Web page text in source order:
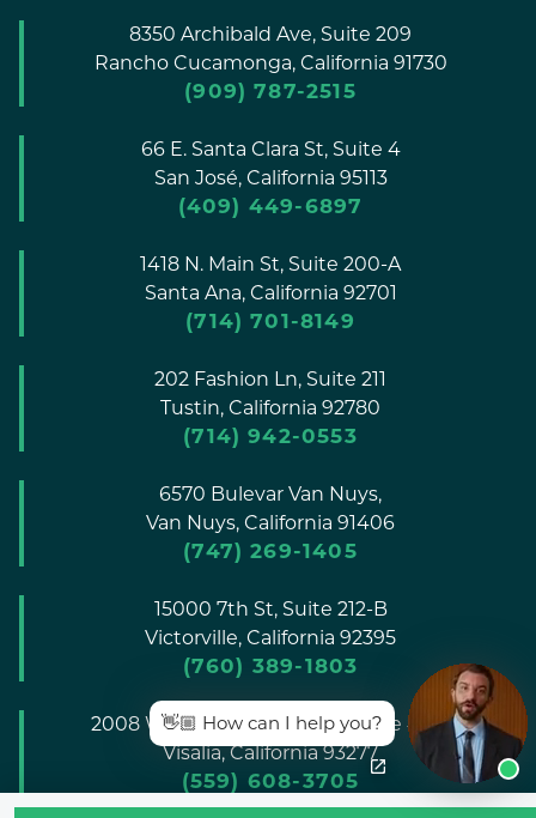
8350 Archibald Ave, Suite 209
Rancho Cucamonga, California 91730
(909) 787-2515
66 E. Santa Clara St, Suite 4
San José, California 95113
(409) 449-6897
1418 N. Main St, Suite 200-A
Santa Ana, California 92701
(714) 701-8149
202 Fashion Ln, Suite 211
Tustin, California 92780
(714) 942-0553
6570 Bulevar Van Nuys,
Van Nuys, California 91406
(747) 269-1405
15000 7th St, Suite 212-B
Victorville, California 92395
(760) 389-1803
2008 W. Dorothea Avenue, Suite #105
Visalia, California 93277
(559) 608-3705
👋🏼 How can I help you?